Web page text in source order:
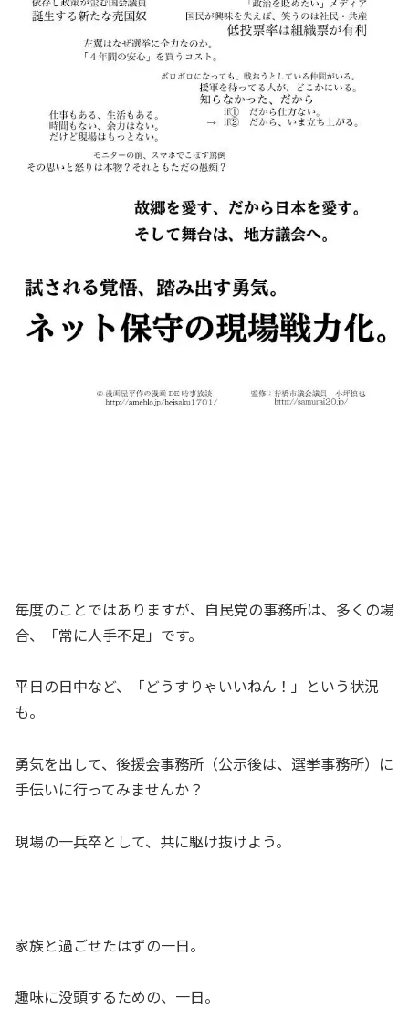
毎度のことではありますが、自民党の事務所は、多くの場
合、「常に人手不足」です。
平日の日中など、「どうすりゃいいねん！」という状況
も。
勇気を出して、後援会事務所（公示後は、選挙事務所）に
手伝いに行ってみませんか？
現場の一兵卒として、共に駆け抜けよう。
家族と過ごせたはずの一日。
趣味に没頭するための、一日。